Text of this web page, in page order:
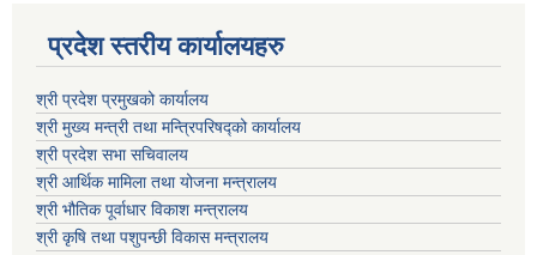
प्रदेश स्तरीय कार्यालयहरु
श्री प्रदेश प्रमुखको कार्यालय
श्री मुख्य मन्त्री तथा मन्त्रिपरिषद्को कार्यालय
श्री प्रदेश सभा सचिवालय
श्री आर्थिक मामिला तथा योजना मन्त्रालय
श्री भौतिक पूर्वाधार विकाश मन्त्रालय
श्री कृषि तथा पशुपन्छी विकास मन्त्रालय